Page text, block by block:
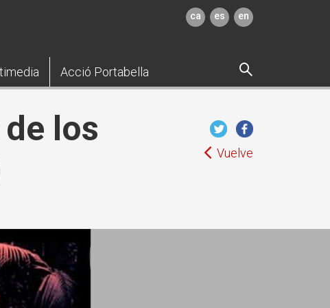
ca es en
Acció Portabella
los
Vuelve